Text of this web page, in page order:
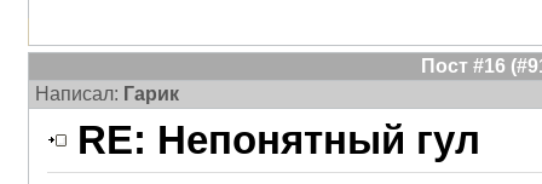
Пост #16
Написал: Гарик
RE: Непонятный гул